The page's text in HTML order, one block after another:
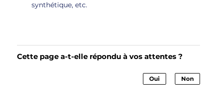
synthétique, etc.
Cette page a-t-elle répondu à vos attentes ?
Non
Oui